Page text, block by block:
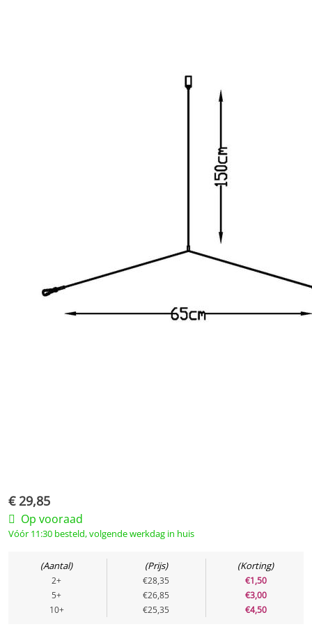
€ 29,85
Op vooraad
Vóór 11:30 besteld, volgende werkdag in huis
Aantal Prijs Korting
2+ €28,35
€1,50
5+
€26,85
€3,00
10+
€25,35 €4,50